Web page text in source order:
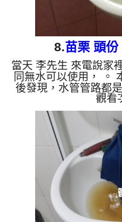
8.苗栗 頭
當天 李先生 來電說家
同無水可以使用， 。
後發現，水管管路都
一開始水頭管路就流
沒兩樣，然後不斷噴
西不斷流出來，水的
來越少，最後變成乾
週波脈衝式水管清洗
管管壁的鐵鏽及生物
生阻力，這時高周波
觀看